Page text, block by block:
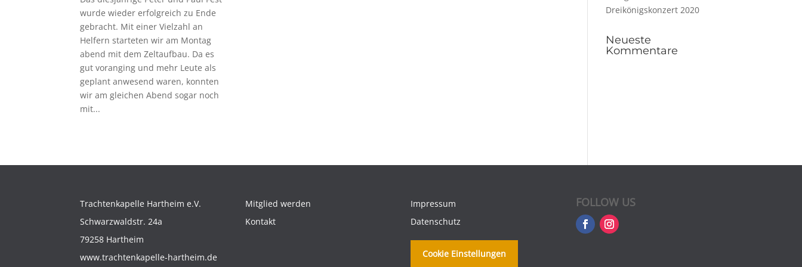
wurde wieder erfolgreich zu Ende
gebracht. Mit einer Vielzahl an
Helfern starteten wir am Montag
abend mit dem Zeltaufbau. Da es
gut voranging und mehr Leute als
geplant anwesend waren, konnten
wir am gleichen Abend sogar noch
mit...
Dreikönigskonzert 2020
Neueste
Kommentare
Trachtenkapelle Hartheim e.V.
Schwarzwaldstr. 24a
79258 Hartheim
www.trachtenkapelle-hartheim.de
Mitglied werden
Kontakt
Impressum
Datenschutz
Cookie Einstellungen
FOLLOW US